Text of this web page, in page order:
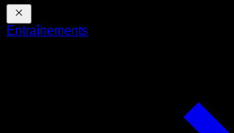
Entraînements